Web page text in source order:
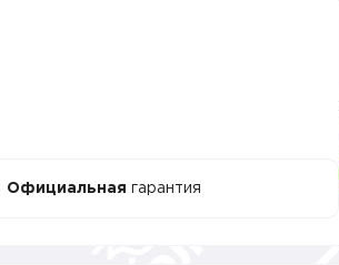
Официальная гарантия